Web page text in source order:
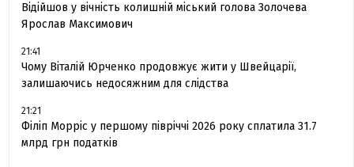
Відійшов у вічність колишній міський голова Золочева
Ярослав Максимович
21:41
Чому Віталій Юрченко продовжує жити у Швейцарії,
залишаючись недосяжним для слідства
21:21
Філіп Морріс у першому півріччі 2026 року сплатила 31.7
млрд грн податків